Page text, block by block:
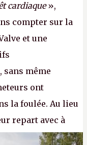
cardiaque»,
compter sur la
et une
même
ont
la foulée. Au lieu
repart avec à
toujours plus